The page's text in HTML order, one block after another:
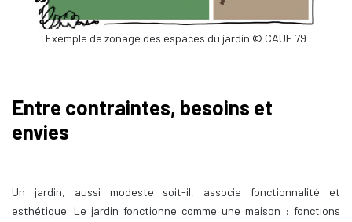
Exemple de zonage des espaces du jardin © CAUE 79
Entre contraintes, besoins et
envies
Un jardin, aussi modeste soit-il, associe fonctionnalité et
esthétique. Le jardin fonctionne comme une maison : fonctions